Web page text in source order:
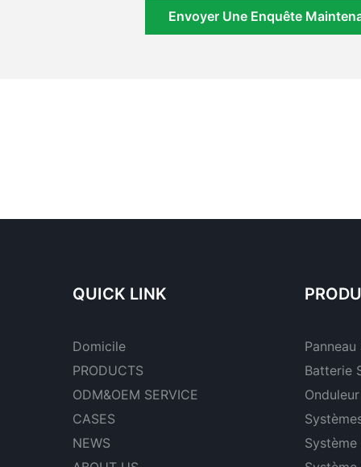
Envoyer Une Enquête
QUICK LINK
Domicile
PRODUCTS
ODM&OEM SERVICE
CASES
NEWS
Batterie
Système